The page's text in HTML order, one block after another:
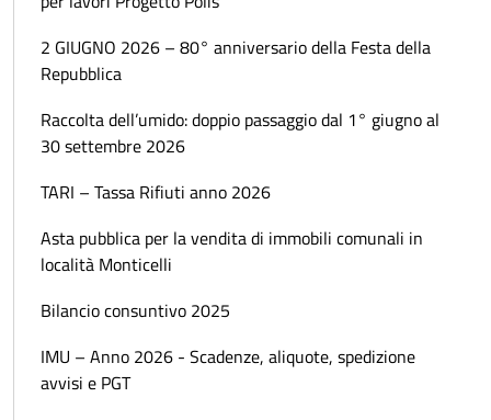
2 GIUGNO 2026 – 80° anniversario della Festa della
Repubblica
Raccolta dell’umido: doppio passaggio dal 1° giugno al
30 settembre 2026
TARI – Tassa Rifiuti anno 2026
Asta pubblica per la vendita di immobili comunali in
località Monticelli
Bilancio consuntivo 2025
IMU – Anno 2026 - Scadenze, aliquote, spedizione
avvisi e PGT